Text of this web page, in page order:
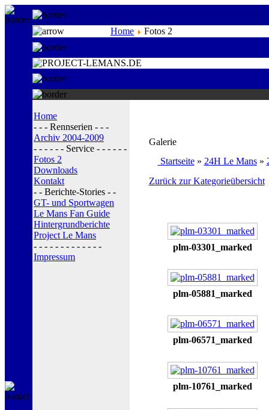
Home Fotos 2
Home
- - - Rennserien - - -
Archiv 2004-2009
- - - - - - Service - - - - - -
Fotos 2
Downloads
Kontakt
- - Berichte-Stories - -
GT- und Sportwagen
Le Mans Fan Guide
Hintergrundberichte
Project Le Mans
- - - - - - - - - - - - -
Impressum
Galerie
Startseite» 24H Le Mans»
Zurück zur Kategorieübersicht
plm-03301_marked
plm-05881_marked
plm-06571_marked
plm-10761_marked